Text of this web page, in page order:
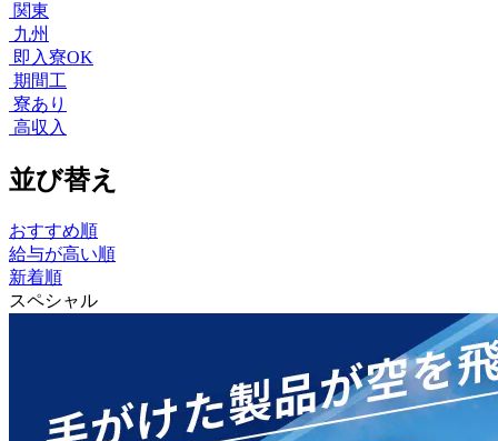
関東
九州
即入寮OK
期間工
寮あり
高収入
並び替え
おすすめ順
給与が高い順
新着順
スペシャル